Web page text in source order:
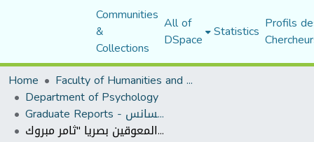
Communities
&
Collections
All of
DSpace Statistics Profils
Home
Faculty of Humanities and Social Sciences
Department of Psychology
Graduate Reports - تقارير الليسانس
مستوى الصلابة النفسية لدى أباء ذوي الاحتياجات الخاصة (إعاقة سمعية بصرية) دراسة ميدانية بمدرسة الأطفال المعوقين سمعيا"الشهيد رحماني نجاعي" ومدرسة الأطفال المعوقين بصريا "ثامر مبروك"